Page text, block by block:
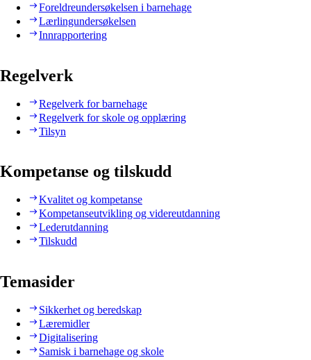
Foreldreundersøkelsen i barnehage
Lærlingundersøkelsen
Innrapportering
Regelverk
Regelverk for barnehage
Regelverk for skole og opplæring
Tilsyn
Kompetanse og tilskudd
Kvalitet og kompetanse
Kompetanseutvikling og videreutdanning
Lederutdanning
Tilskudd
Temasider
Sikkerhet og beredskap
Læremidler
Digitalisering
Samisk i barnehage og skole